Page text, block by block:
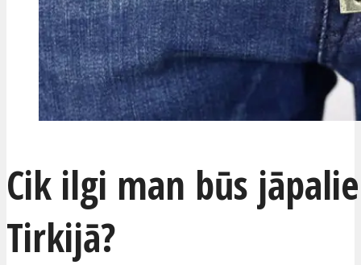
Cik ilgi man būs
Tirkijā?